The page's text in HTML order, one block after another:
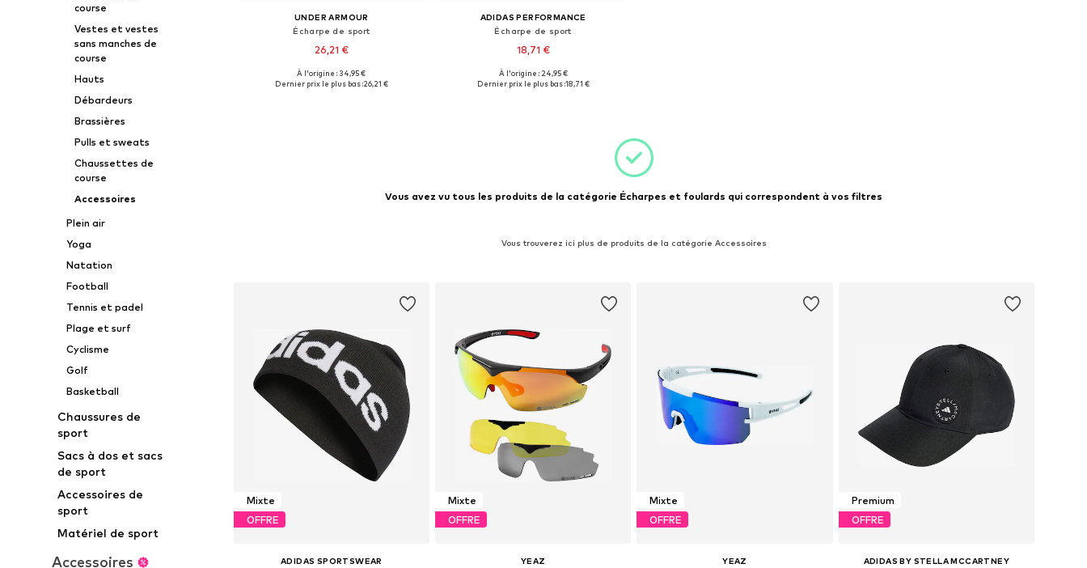
course
Vestes et vestes
sans manches de
course
Hauts
Débardeurs
Brassières
Pulls et sweats
Chaussettes de
course
Accessoires
Plein air
Yoga
Natation
Football
Tennis et padel
Plage et surf
Cyclisme
Golf
Basketball
Chaussures de
sport
Sacs à dos et sacs
de sport
Accessoires de
sport
Matériel de sport
Accessoires
UNDER ARMOUR
Écharpe de sport
26,21 €
Tailles disponibles: One Size
À l'origine : 34,95 €
Dernier prix le plus bas :26,21 €
ADIDAS PERFORMANCE
Écharpe de sport
18,71 €
Tailles disponibles: L
À l'origine : 24,95 €
Dernier prix le plus bas :18,71 €
Vous avez vu tous les produits de la catégorie Écharpes et foulards qui correspondent à vos filtres
Vous trouverez ici plus de produits de la catégorie Accessoires
Mixte
OFFRE
ADIDAS SPORTSWEAR
Mixte
OFFRE
YEAZ
Mixte
OFFRE
YEAZ
Premium
OFFRE
ADIDAS BY STELLA MCCARTNEY